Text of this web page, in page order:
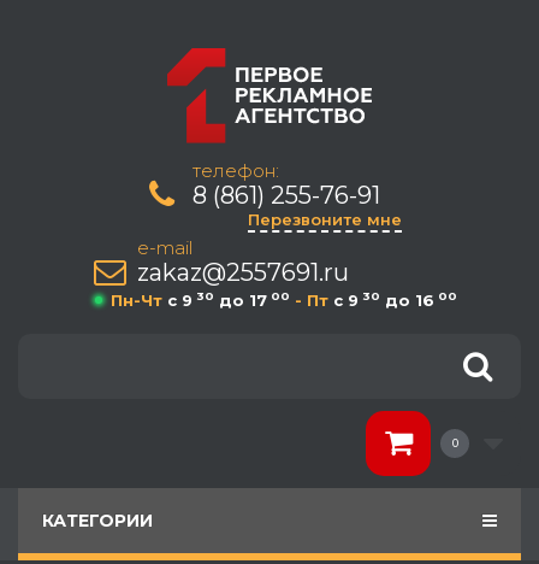
телефон:
8 (861) 255-76-91
Перезвоните мне
e-mail
zakaz@2557691.ru
Пн-Чт c 9 30 до 17 00 - Пт c 9 30 до 16 00
0
КАТЕГОРИИ